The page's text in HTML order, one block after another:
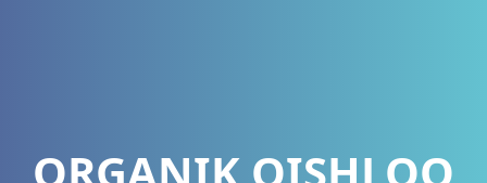
ORGANIK QISHLOQ